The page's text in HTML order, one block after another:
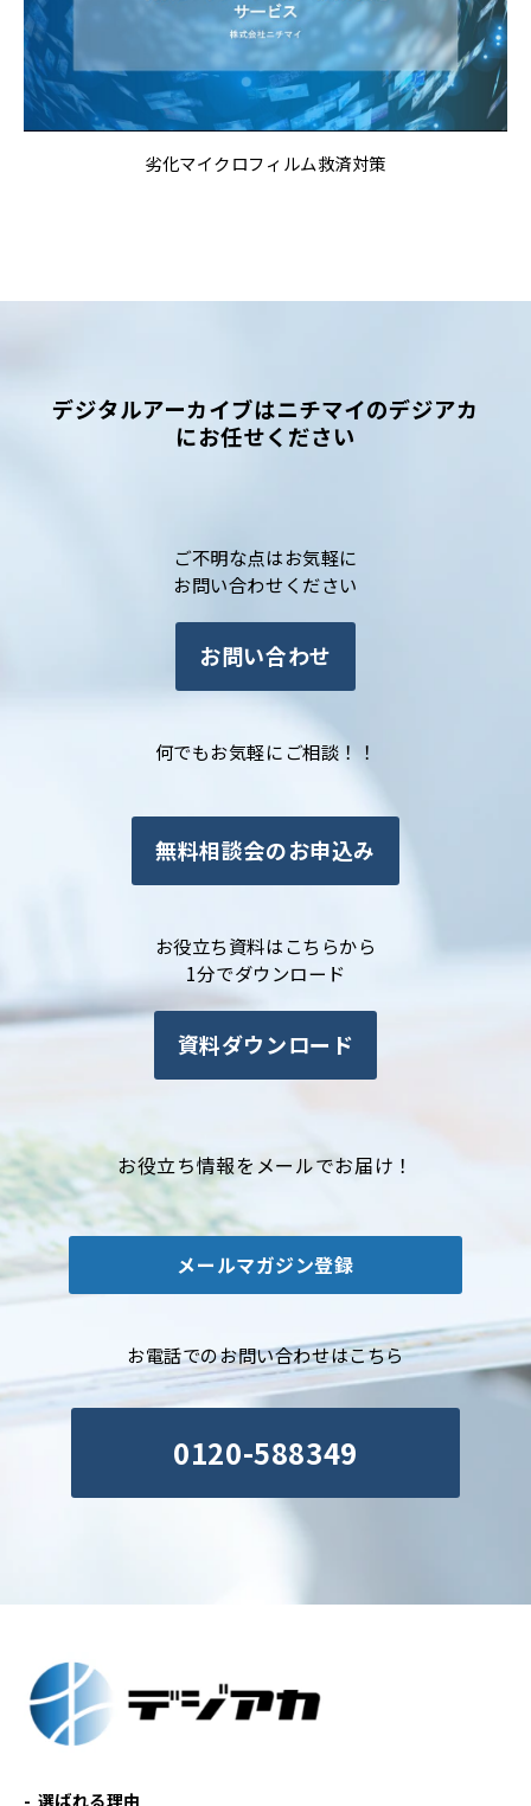
劣化マイクロフィルム救済対策
デジタルアーカイブはニチマイのデジアカ
にお任せください
ご不明な点はお気軽に
お問い合わせください
お問い合わせ
何でもお気軽にご相談！！
無料相談会のお申込み
お役立ち資料はこちらから
1分でダウンロード
資料ダウンロード
お役立ち情報をメールでお届け！
メールマガジン登録
お電話でのお問い合わせはこちら
0120-588349
選ばれる理由